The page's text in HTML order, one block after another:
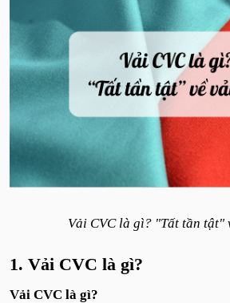
Vải CVC là gì? "Tất tần tật"
1. Vải CVC là gì?
Vải CVC là gì?